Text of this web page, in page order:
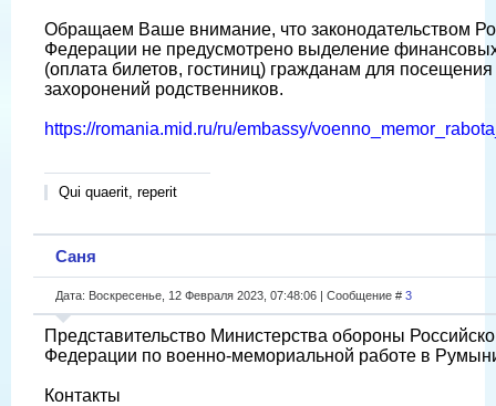
Обращаем Ваше внимание, что законодательством
Федерации не предусмотрено выделение
(оплата билетов, гостиниц) гражданам для
захоронений родственников.
https://romania.mid.ru/ru/embassy/
Qui quaerit, reperit
Саня
Дата: Воскресенье, 12 Февраля 2023, 07:48:06 | Сообщение # 3
Представительство Министерства обороны
Федерации по военно-мемориальной работе в
Контакты